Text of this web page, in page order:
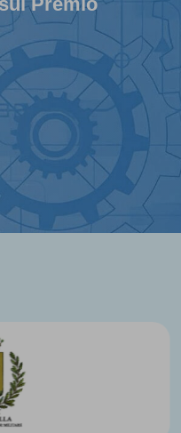
con